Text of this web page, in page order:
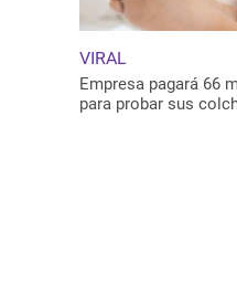
VIRAL
Empresa pagará 66
para probar sus